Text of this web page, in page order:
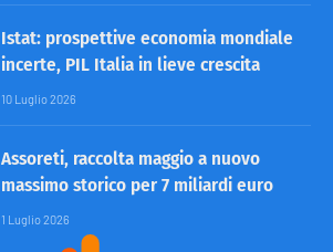
Istat: prospettive economia mondiale
incerte, PIL Italia in lieve crescita
10 Luglio 2026
Assoreti, raccolta maggio a nuovo
massimo storico per 7 miliardi euro
1 Luglio 2026